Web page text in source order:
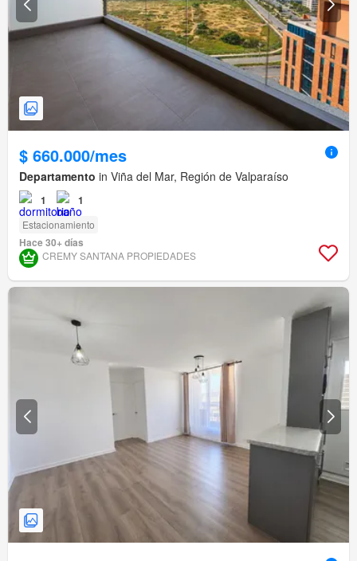
$ 660.000/mes
Departamento in Viña del Mar, Región de Valparaíso
1 1
Estacionamiento
Hace 30+ días
CREMY SANTANA PROPIEDADES